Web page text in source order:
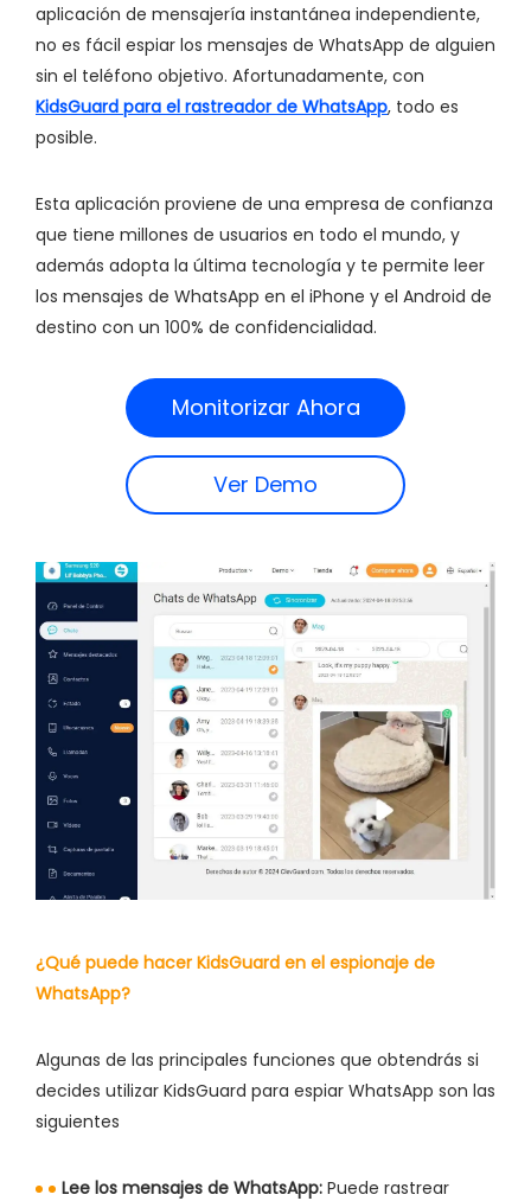
aplicación de mensajería instantánea independiente,
no es fácil espiar los mensajes de WhatsApp de alguien
sin el teléfono objetivo. Afortunadamente, con
KidsGuard para el rastreador de WhatsApp, todo es
posible.
Esta aplicación proviene de una empresa de confianza
que tiene millones de usuarios en todo el mundo, y
además adopta la última tecnología y te permite leer
los mensajes de WhatsApp en el iPhone y el Android de
destino con un 100% de confidencialidad.
Monitorizar Ahora
Ver Demo
¿Qué puede hacer KidsGuard en el espionaje de
WhatsApp?
Algunas de las principales funciones que obtendrás si
decides utilizar KidsGuard para espiar WhatsApp son las
siguientes
Lee los mensajes de WhatsApp: Puede rastrear